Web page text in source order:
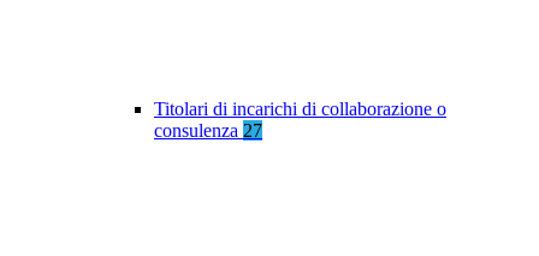
Titolari di incarichi di collaborazione o
consulenza 27